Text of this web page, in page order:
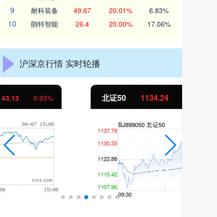
9 耐科装备 49.67 20.01% 6.83%
10 朗特智能 26.4 20.00% 17.06%
沪深京行情 实时轮播
北证50 11.37 1.01%